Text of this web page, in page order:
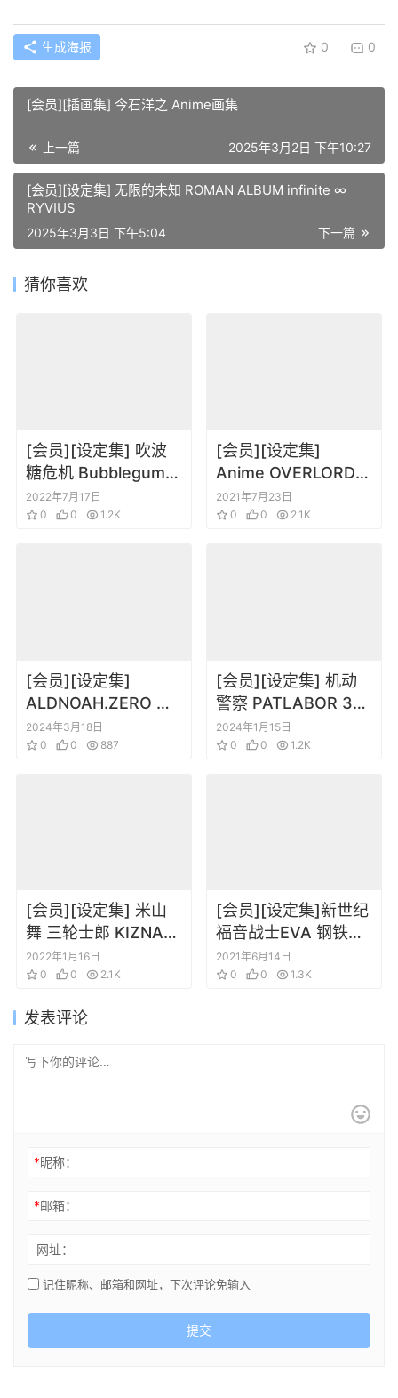
生成海报 0 0
[会员][插画集] 今石洋之 Anime画集
上一篇 2025年3月2日 下午10:27
[会员][设定集] 无限的未知 ROMAN ALBUM infinite ∞
RYVIUS
下一篇
2025年3月3日 下午5:04
猜你喜欢
[会员][设定集] 吹波
糖危机 Bubblegum
Crisis 1
2022年7月17日
0
0 1.2K
[会员][设定集]
Anime OVERLORD
Perfect Setting
Book
2021年7月23日
0
0 2.1K
[会员][设定集]
ALDNOAH.ZERO ア
ルドノア・ゼロ TVア
ニメ公式ガイドブッ
2024年3月18日
0
0 887
[会员][设定集] 机动
警察 PATLABOR 35
周年公式设定集
2024年1月15日
0
0 1.2K
[会员][设定集] 米山
舞 三轮士郎 KIZNAVI
BOOK 01羁绊者 设定
集
2022年1月16日
0
0 2.1K
[会员][设定集]新世纪
福音战士EVA 钢铁女
朋友2nd 公式设定插
画集
2021年6月14日
0
0 1.3K
发表评论
*昵称：
*邮箱：
网址：
记住昵称、邮箱和网址，下次评论免输入
提交